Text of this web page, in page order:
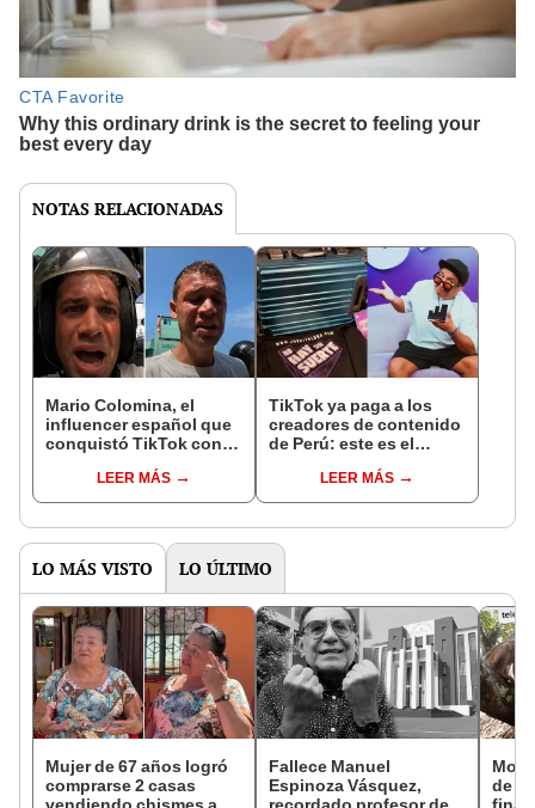
NOTAS RELACIONADAS
Mario Colomina, el
influencer español que
conquistó TikTok con
"Mi amor nació por la
gastronomía"
LEER MÁS
TikTok ya paga a los
creadores de contenido
de Perú: este es el
llegar a cobrar por 1.000
vistas
LEER MÁS
LO MÁS VISTO LO ÚLTIMO
Mujer de 67 años logró
comprarse 2 casas
vendiendo chismes a
Fallece Manuel
Espinoza Vásquez,
recordado profesor de
de
final